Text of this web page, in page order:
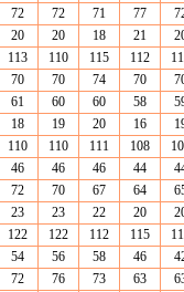
72 72 71 77
20 20 18 21
113 110 115 112
70 70 74 70
61 60 60 58
18 19 20 16
110 110 111 108
46 46 46 44
72 70 67 64
23 23 22 20
122 122 112 115
54 56 58 46
72 76 73 63